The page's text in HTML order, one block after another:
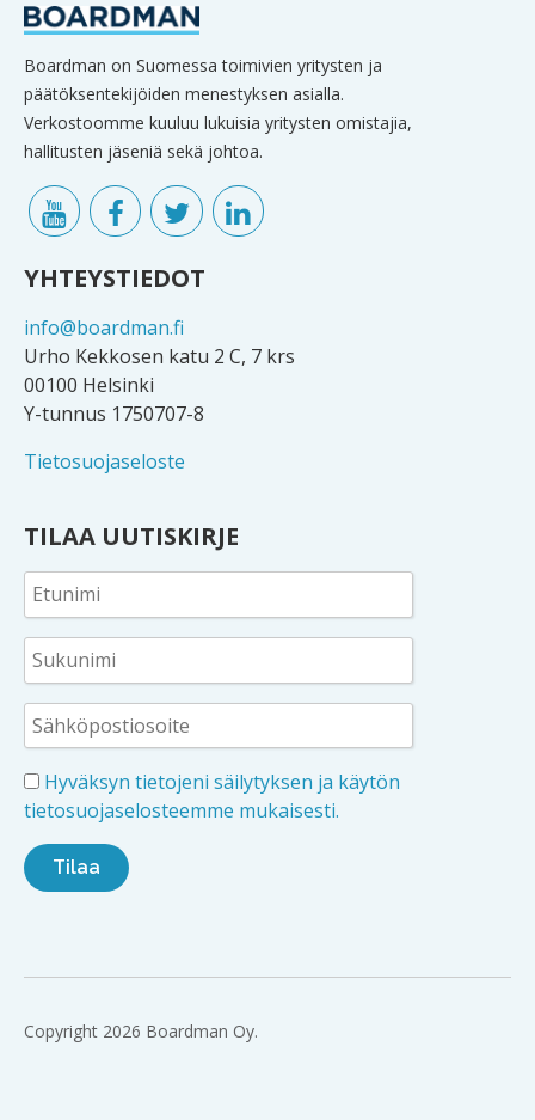
Boardman on Suomessa toimivien yritysten ja
päätöksentekijöiden menestyksen asialla.
Verkostoomme kuuluu lukuisia yritysten omistajia,
hallitusten jäseniä sekä johtoa.
YHTEYSTIEDOT
info@boardman.fi
Urho Kekkosen katu 2 C, 7 krs
00100 Helsinki
Y-tunnus 1750707-8
Tietosuojaseloste
TILAA UUTISKIRJE
Hyväksyn tietojeni säilytyksen ja käytön
tietosuojaselosteemme mukaisesti.
Copyright 2026 Boardman Oy.